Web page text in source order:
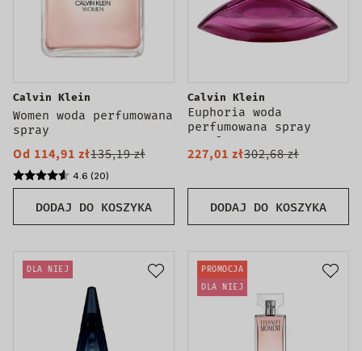
DODAJ DO KOSZYKA
Calvin Klein
Women woda perfumowana
spray
Od 114,91 zł135,19 zł
4.6 (20)
DODAJ DO KOSZYKA
Calvin Klein
Euphoria woda
perfumowana spray
160ml
227,01 zł302,68 zł
DLA NIEJ
PROMOCJA
DLA NIEJ